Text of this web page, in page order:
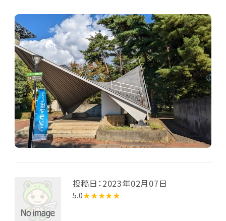
投稿日：2023年02月07日
5.0★★★★★